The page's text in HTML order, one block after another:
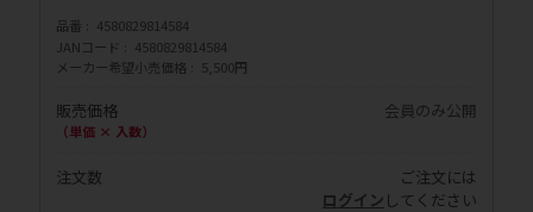
品番
4580829814584
JANコード
4580829814584
メーカー希望小売価格
5,500円
販売価格
（単価 × 入数）
会員のみ公開
注文数
ご注文には
ログイン してください